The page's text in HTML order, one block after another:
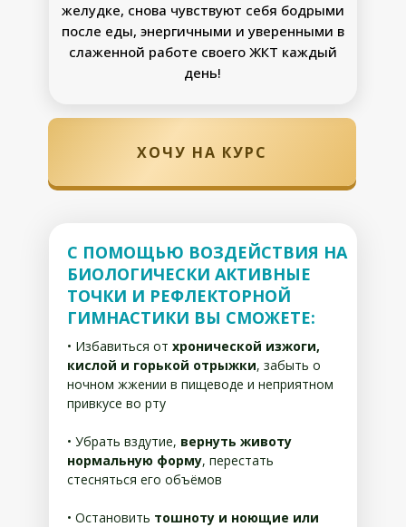
ХОЧУ НА КУРС
желудке, снова чувствуют себя бодрыми
после еды, энергичными и уверенными в
слаженной работе своего ЖКТ каждый
день!
С ПОМОЩЬЮ ВОЗДЕЙСТВИЯ НА
БИОЛОГИЧЕСКИ АКТИВНЫЕ
ТОЧКИ И РЕФЛЕКТОРНОЙ
ГИМНАСТИКИ ВЫ СМОЖЕТЕ:
• Избавиться от хронической изжоги,
кислой и горькой отрыжки, забыть о
ночном жжении в пищеводе и неприятном
привкусе во рту
• Убрать вздутие, вернуть животу
нормальную форму, перестать
стесняться его объёмов
• Остановить тошноту и ноющие или